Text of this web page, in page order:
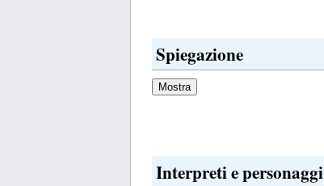
Spiegazione
Interpreti e personaggi